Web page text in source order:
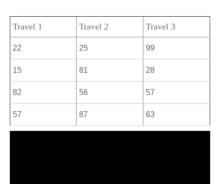
Travel 1 Travel 2 Travel 3
22 25 99
15 81 28
82 56 57
57 87 63